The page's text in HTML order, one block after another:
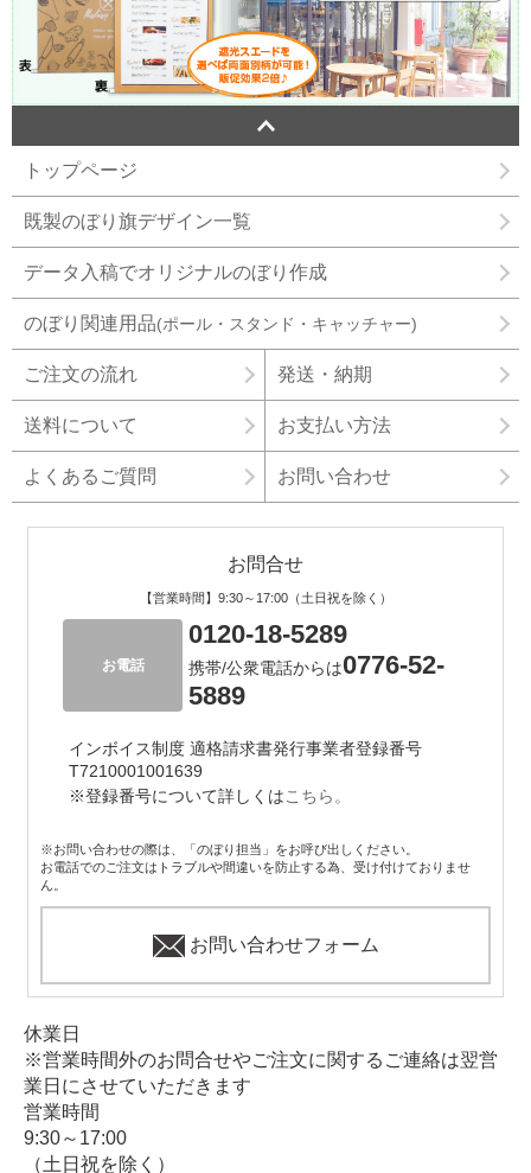
トップページ
既製のぼり旗デザイン一覧
データ入稿でオリジナルのぼり作成
のぼり関連用品(ポール・スタンド・キャッチャー)
ご注文の流れ 発送・納期
送料について お支払い方法
よくあるご質問 お問い合わせ
お問合せ
【営業時間】9:30～17:00（土日祝を除く）
お電話
0120-18-5289
携帯/公衆電話からは0776-52-
5889
インボイス制度 適格請求書発行事業者登録番号
T7210001001639
※登録番号について詳しくはこちら。
※お問い合わせの際は、「のぼり担当」をお呼び出しください。
お電話でのご注文はトラブルや間違いを防止する為、受け付けておりませ
ん。
お問い合わせフォーム
休業日
※営業時間外のお問合せやご注文に関するご連絡は翌営
業日にさせていただきます
営業時間
9:30～17:00
（土日祝を除く）